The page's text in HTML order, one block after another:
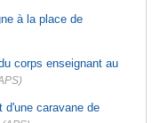
à la place de
corps enseignant au
d'une caravane de